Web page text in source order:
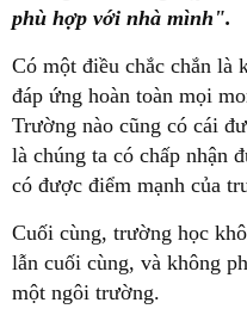
phù hợp với nhà mình".
Có một điều chắc chắn là
đáp ứng hoàn toàn mọi
Trường nào cũng có cái
là chúng ta có chấp nhận
có được điểm mạnh của
Cuối cùng, trường học
lẫn cuối cùng, và không
một ngôi trường.